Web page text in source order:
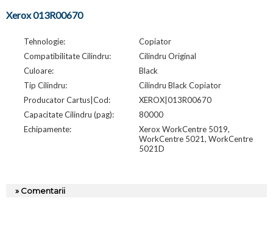
Xerox 013R00670
Tehnologie:
Copiator
Compatibilitate Cilindru:
Cilindru Original
Culoare:
Black
Tip Cilindru:
Cilindru Black Copiator
Producator Cartus|Cod:
XEROX|013R00670
Capacitate Cilindru (pag):
80000
Echipamente:
Xerox WorkCentre 5019,
WorkCentre 5021, WorkCentre
5021D
» Comentarii